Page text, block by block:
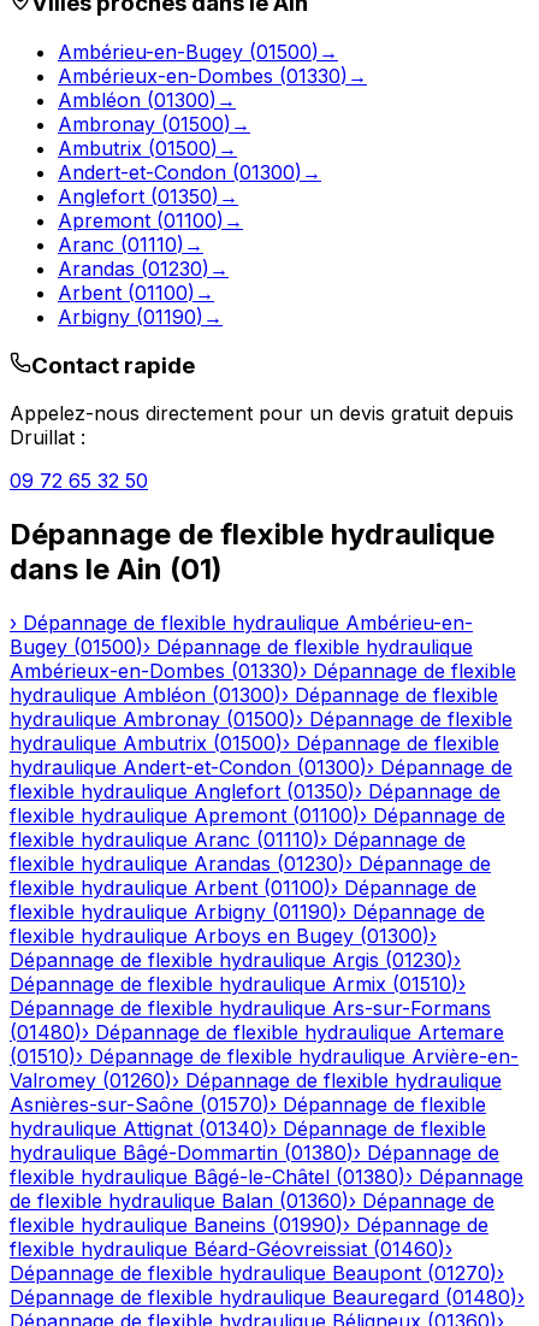
Ambérieu-en-Bugey (01500) →
Ambérieux-en-Dombes (01330) →
Ambléon (01300) →
Ambronay (01500) →
Ambutrix (01500) →
Andert-et-Condon (01300) →
Anglefort (01350) →
Apremont (01100) →
Aranc (01110) →
Arandas (01230) →
Arbent (01100) →
Arbigny (01190) →
Contact rapide
Appelez-nous directement pour un devis gratuit depuis
Druillat :
09 72 65 32 50
Dépannage de flexible hydraulique
dans le Ain (01)
› Dépannage de flexible hydraulique Ambérieu-en-
Bugey (01500)› Dépannage de flexible hydraulique
Ambérieux-en-Dombes (01330)› Dépannage de flexible
hydraulique Ambléon (01300)› Dépannage de flexible
hydraulique Ambronay (01500)› Dépannage de flexible
hydraulique Ambutrix (01500)› Dépannage de flexible
hydraulique Andert-et-Condon (01300)› Dépannage de
flexible hydraulique Anglefort (01350)› Dépannage de
flexible hydraulique Apremont (01100)› Dépannage de
flexible hydraulique Aranc (01110)› Dépannage de
flexible hydraulique Arandas (01230)› Dépannage de
flexible hydraulique Arbent (01100)› Dépannage de
flexible hydraulique Arbigny (01190)› Dépannage de
flexible hydraulique Arboys en Bugey (01300)›
Dépannage de flexible hydraulique Argis (01230)›
Dépannage de flexible hydraulique Armix (01510)›
Dépannage de flexible hydraulique Ars-sur-Formans
(01480)› Dépannage de flexible hydraulique Artemare
(01510)› Dépannage de flexible hydraulique Arvière-en-
Valromey (01260)› Dépannage de flexible hydraulique
Asnières-sur-Saône (01570)› Dépannage de flexible
hydraulique Attignat (01340)› Dépannage de flexible
hydraulique Bâgé-Dommartin (01380)› Dépannage de
flexible hydraulique Bâgé-le-Châtel (01380)› Dépannage
de flexible hydraulique Balan (01360)› Dépannage de
flexible hydraulique Baneins (01990)› Dépannage de
flexible hydraulique Béard-Géovreissiat (01460)›
Dépannage de flexible hydraulique Beaupont (01270)›
Dépannage de flexible hydraulique Beauregard (01480)›